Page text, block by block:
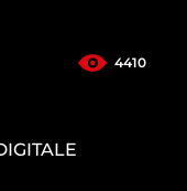
4410